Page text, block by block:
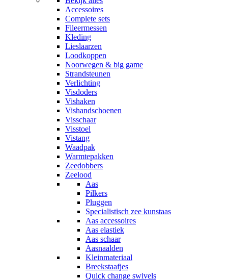
Accessoires
Complete sets
Fileermessen
Kleding
Lieslaarzen
Loodkoppen
Noorwegen & big game
Strandsteunen
Verlichting
Visdoders
Vishaken
Vishandschoenen
Visschaar
Visstoel
Vistang
Waadpak
Warmtepakken
Zeedobbers
Zeelood
Aas
Pilkers
Pluggen
Specialistisch zee kunstaas
Aas accessoires
Aas elastiek
Aas schaar
Aasnaalden
Kleinmateriaal
Breekstaafjes
Quick change swivels